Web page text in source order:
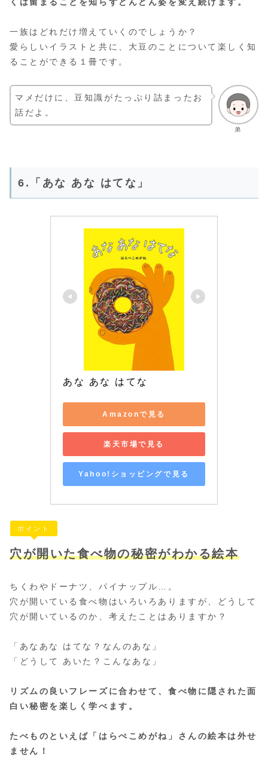
くは留まることを知らずどんどん姿を変え続けます。
一族はどれだけ増えていくのでしょうか？
愛らしいイラストと共に、大豆のことについて楽しく知
ることができる１冊です。
弟
マメだけに、豆知識がたっぷり詰まったお
話だよ。
6.「あな あな はてな」
あな あな はてな
Amazonで見る
楽天市場で見る
Yahoo!ショッピングで見る
ポイント
穴が開いた食べ物の秘密がわかる絵本
ちくわやドーナツ、パイナップル…。
穴が開いている食べ物はいろいろありますが、どうして
穴が開いているのか、考えたことはありますか？
「あなあな はてな？なんのあな」
「どうして あいた？こんなあな」
リズムの良いフレーズに合わせて、食べ物に隠された面
白い秘密を楽しく学べます。
たべものといえば「はらぺこめがね」さんの絵本は外せ
ません！